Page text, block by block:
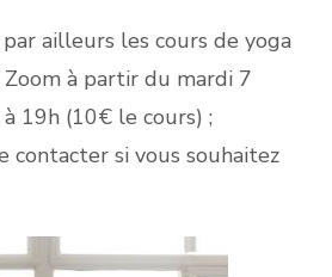
ailleurs les cours de yoga
à partir du mardi 7
19h (10€ le cours) ;
contacter si vous souhaitez